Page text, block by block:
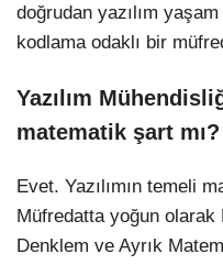
doğrudan yazılım
kodlama odaklı bir
Yazılım
matematik şart mı?
Evet. Yazılımın temeli
Müfredatta yoğun
Denklem ve Ayrık